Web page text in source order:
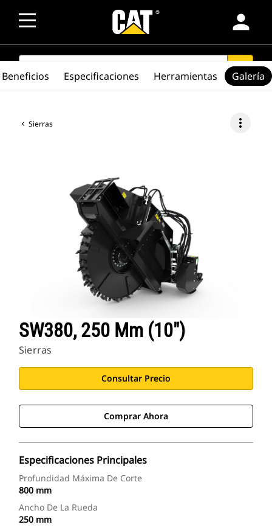
person
SEARCH search
Sierras more_vert
SW380, 250 Mm (10")
Sierras
Consultar Precio
Comprar Ahora
Especificaciones Principales
Profundidad Máxima De Corte
800 mm
Ancho De La Rueda
250 mm
Beneficios Especificaciones Herramientas Galería